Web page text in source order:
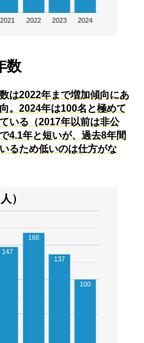
2021 2022 2023 2024
数
は2022年まで増加傾向にあ
。2024年は100名と極めて
いる（2017年以前は非公
4.1年と短いが、過去8年間
るため低いのは仕方がな
）
147
168
137
100